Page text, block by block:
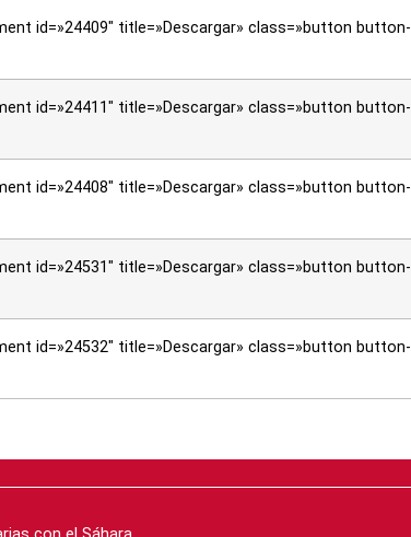
id=»24409″ title=»Descargar» class=»button button-
id=»24411″ title=»Descargar» class=»button button-
id=»24408″ title=»Descargar» class=»button button-
id=»24531″ title=»Descargar» class=»button button-
id=»24532″ title=»Descargar» class=»button button-